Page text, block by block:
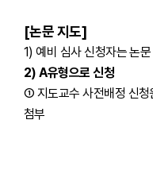
[논문 지도]
1)예비 심사 신청자는 논
2) A유형으로 신청
① 지도교수 사전배정 신
첨부